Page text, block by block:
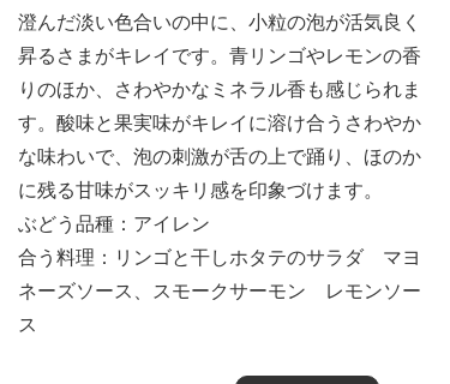
澄んだ淡い色合いの中に、小粒の泡が活気良く
昇るさまがキレイです。青リンゴやレモンの香
りのほか、さわやかなミネラル香も感じられま
す。酸味と果実味がキレイに溶け合うさわやか
な味わいで、泡の刺激が舌の上で踊り、ほのか
に残る甘味がスッキリ感を印象づけます。
ぶどう品種：アイレン
合う料理：リンゴと干しホタテのサラダ マヨ
ネーズソース、スモークサーモン レモンソー
ス